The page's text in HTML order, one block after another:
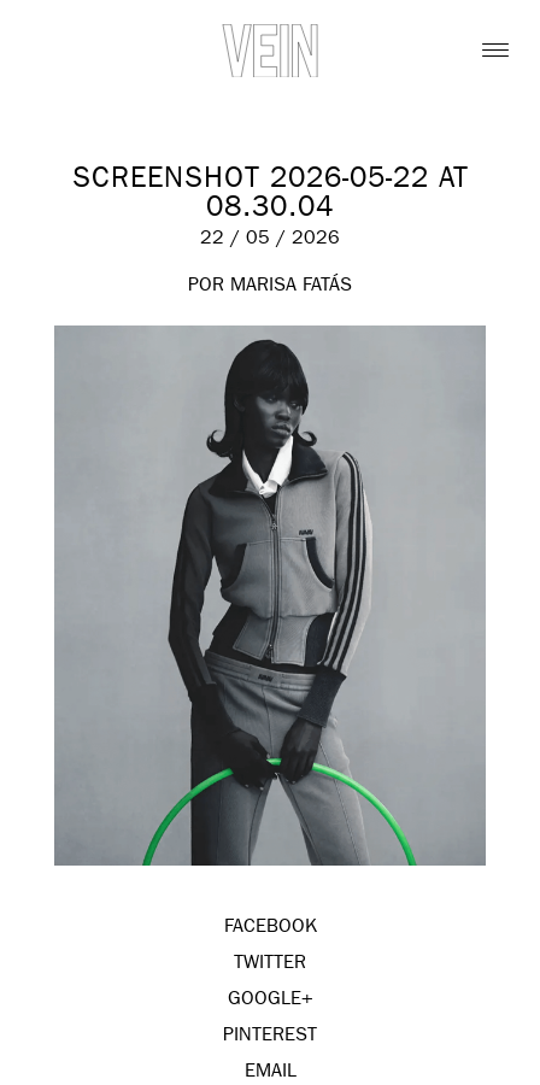
SCREENSHOT 2026-05-22 AT
08.30.04
22 / 05 / 2026
POR MARISA FATÁS
FACEBOOK
TWITTER
GOOGLE+
PINTEREST
EMAIL